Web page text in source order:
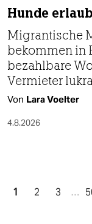
Hunde
Migrantische
bekommen in
bezahlbare
Vermieter
Von Lara Voelter
4.8.2026
1 2 3 …